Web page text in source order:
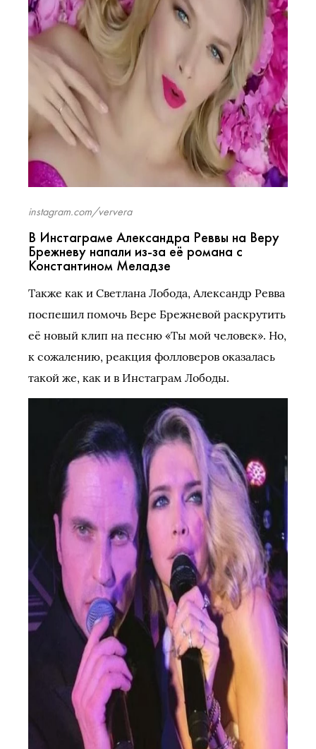
instagram.com/ververa
В Инстаграме Александра Реввы на Веру
Брежневу напали из-за её романа с
Константином Меладзе
Также как и Светлана Лобода, Александр Ревва
поспешил помочь Вере Брежневой раскрутить
её новый клип на песню «Ты мой человек». Но,
к сожалению, реакция фолловеров оказалась
такой же, как и в Инстаграм Лободы.